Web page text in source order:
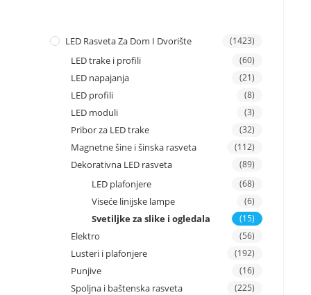
LED Rasveta Za Dom I Dvorište (1423)
LED trake i profili (60)
LED napajanja (21)
LED profili (8)
LED moduli (3)
Pribor za LED trake (32)
Magnetne šine i šinska rasveta (112)
Dekorativna LED rasveta (89)
LED plafonjere (68)
Viseće linijske lampe (6)
Svetiljke za slike i ogledala (15)
Elektro (56)
Lusteri i plafonjere (192)
Punjive (16)
Spoljna i baštenska rasveta (225)